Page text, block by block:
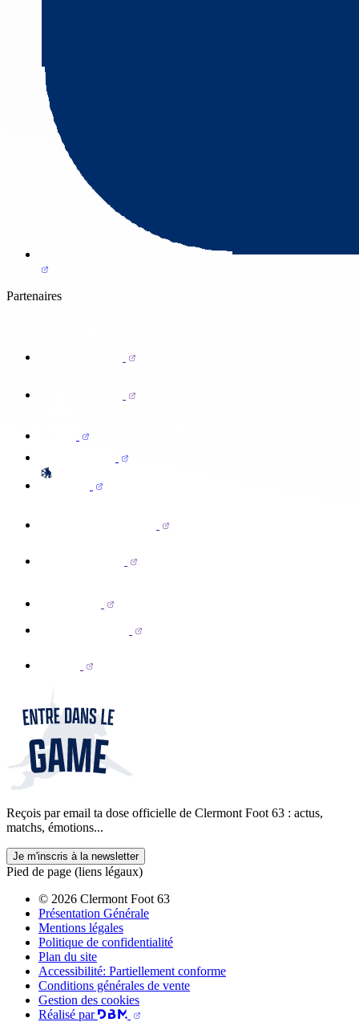
Partenaires
Reçois par email ta dose officielle de Clermont Foot 63 : actus,
matchs, émotions...
Je m'inscris à la newsletter
Pied de page (liens légaux)
© 2026 Clermont Foot 63
Présentation Générale
Mentions légales
Politique de confidentialité
Plan du site
Accessibilité: Partiellement conforme
Conditions générales de vente
Gestion des cookies
Réalisé par